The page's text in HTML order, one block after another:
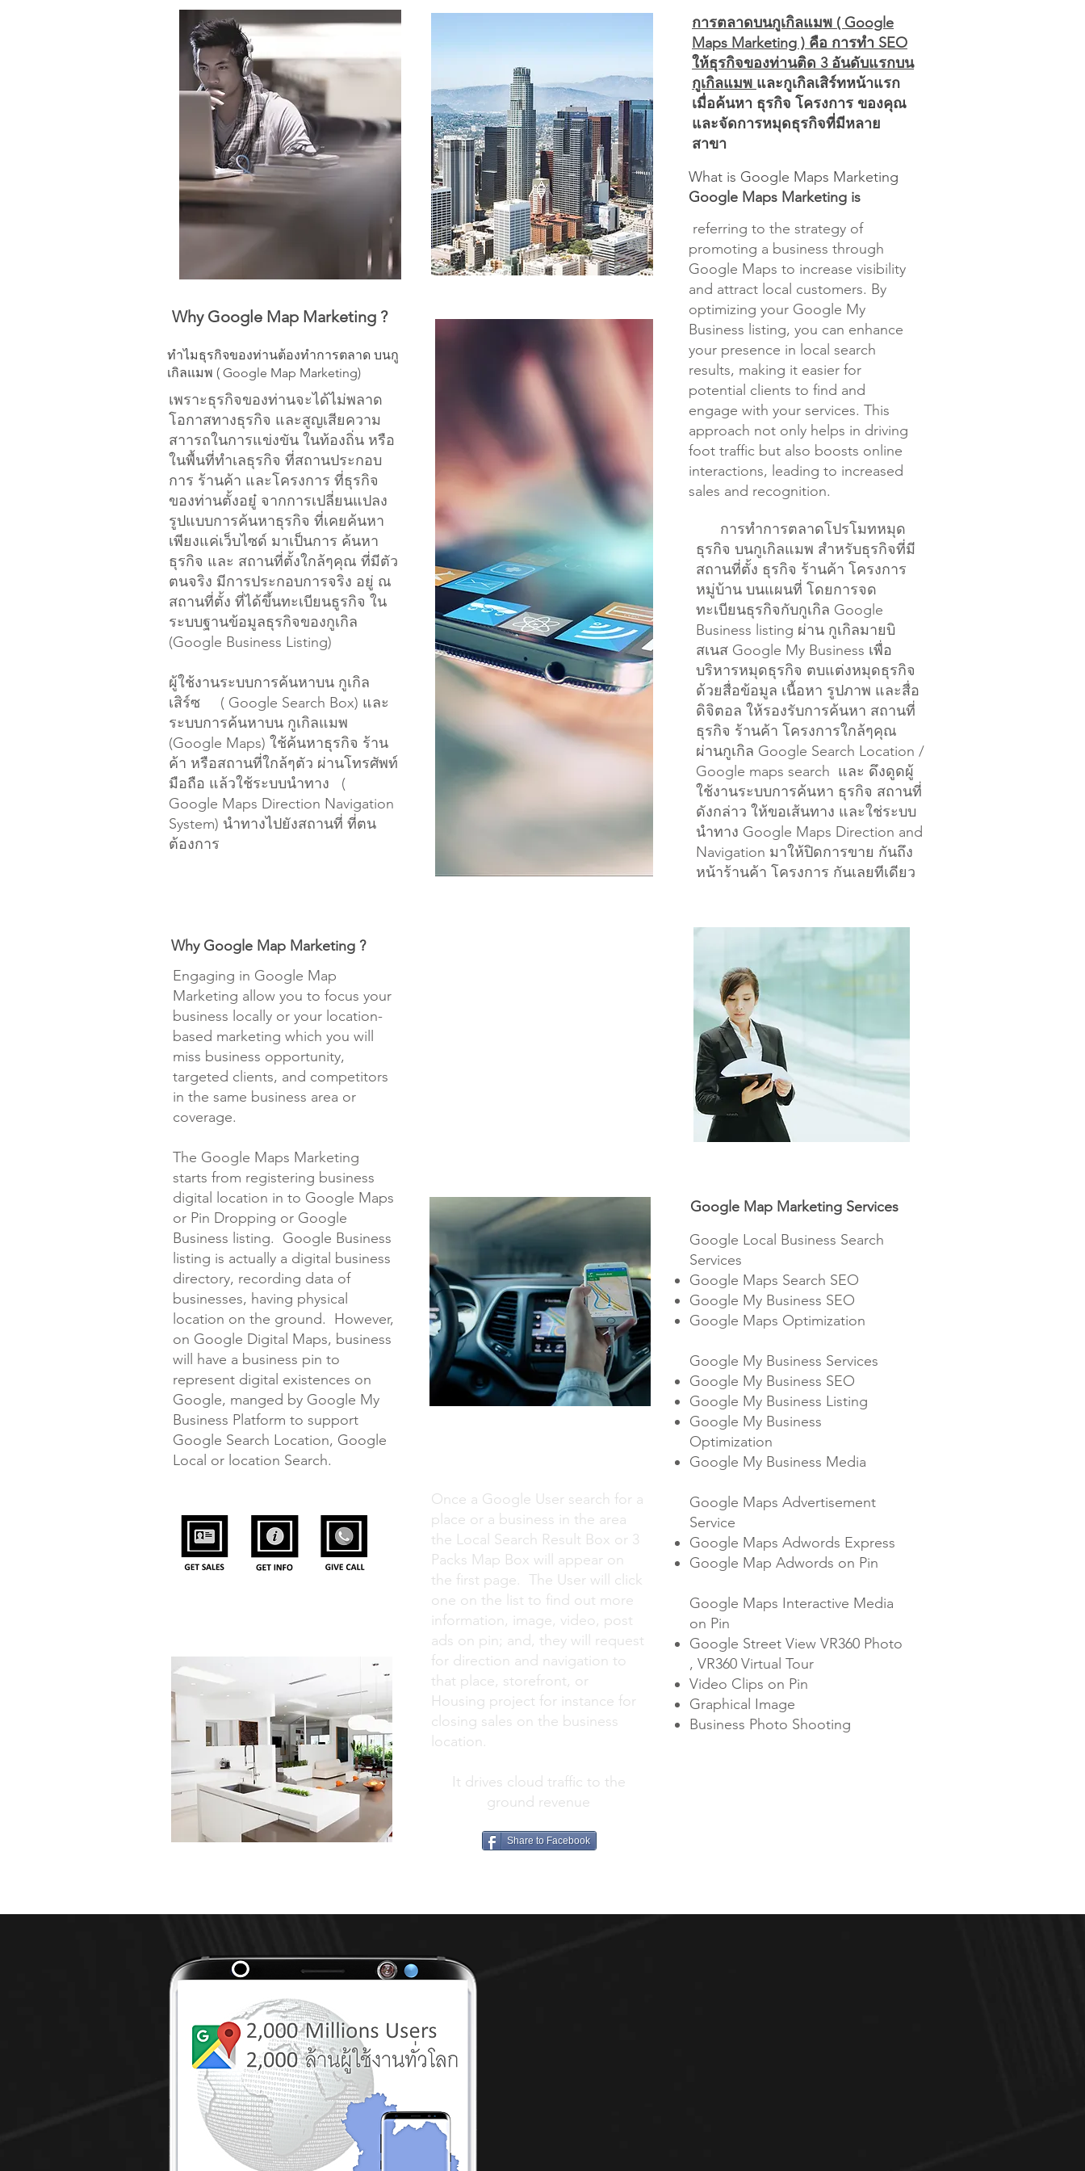
Why Google Map Marketing ?
ทำไมธุรกิจของท่านต้องทำการตลาด บนกู
เกิลแมพ ( Google Map Marketing)
เพราะธุรกิจของท่านจะได้ไม่พลาด
โอกาสทางธุรกิจ และสูญเสียความ
สาารถในการแข่งขัน ในท้องถิ่น หรือ
ในพื้นที่ทำเลธุรกิจ ที่สถานประกอบ
การ ร้านค้า และโครงการ ที่ธุรกิจ
ของท่านตั้งอยู๋ ​จากการเปลี่ยนแปลง
รูปแบบการค้นหาธุรกิจ ที่เคยค้นหา
เพียงแค่เว็บไซด์ มาเป็นการ ค้นหา
ธุรกิจ และ สถานที่ตั้งใกล้ๆคุณ ที่มีตัว
ตนจริง มีการประกอบการจริง อยู่ ณ
สถานที่ตั้ง ที่ได้ขึ้นทะเบียนธูรกิจ ใน
ระบบฐานข้อมูลธุรกิจของกูเกิล
(Google Business Listing)
ผู้ใช้งานระบบการค้นหาบน กูเกิล
เสิร์ซ ( Google Search Box) และ
ระบบการค้นหาบน กูเกิลแมพ
(Google Maps) ใช้ค้นหาธุรกิจ ร้าน
ค้า หรือสถานที่ใกล้ๆตัว ผ่านโทรศัพท์
มือถือ แล้วใช้ระบบนำทาง (
Google Maps Direction Navigation
System) นำทางไปยังสถานที่ ที่ตน
ต้องการ
การตลาดบนกูเกิลแมพ ( Google
Maps Marketing ) คือ การทำ SEO
ให้ธุรกิจของท่านติด 3 อันดับแรกบน
กูเกิลแมพ และกูเกิลเสิร์ทหน้าแรก
เมื่อค้นหา ธุรกิจ โครงการ ของคุณ
และจัดการหมุดธุรกิจที่มีหลาย
สาขา
What is Google Maps Marketing
Google Maps Marketing is
referring to the strategy of
promoting a business through
Google Maps to increase visibility
and attract local customers. By
optimizing your Google My
Business listing, you can enhance
your presence in local search
results, making it easier for
potential clients to find and
engage with your services. This
approach not only helps in driving
foot traffic but also boosts online
interactions, leading to increased
sales and recognition.
การทำการตลาดโปรโมทหมุด
ธุรกิจ บนกูเกิลแมพ สำหรับธุรกิจที่มี
สถานที่ตั้ง ธุรกิจ ร้านค้า โครงการ
หมู่บ้าน บนแผนที่ โดยการจด
ทะเบียนธุรกิจกับกูเกิล Google
Business listing ผ่าน กูเกิลมายบิ
สเนส Google My Business เพื่อ
บริหารหมุดธุรกิจ ตบแต่งหมุดธุรกิจ
ด้วยสื่อข้อมูล เนื้อหา รูปภาพ และสื่อ
ดิจิตอล ให้รองรับการค้นหา สถานที่
ธุรกิจ ร้านค้า โครงการใกล้ๆคุณ
ผ่านกูเกิล Google Search Location /
Google maps search และ ดึงดูดผู้
ใช้งานระบบการค้นหา ธุรกิจ สถานที่
ดังกล่าว ให้ขอเส้นทาง และใช่ระบบ
นำทาง Google Maps Direction and
Navigation มาให้ปิดการขาย กันถึง
หน้าร้านค้า โครงการ กันเลยทีเดียว
Why Google Map Marketing ?
Engaging in Google Map
Marketing allow you to focus your
business locally or your location-
based marketing which you will
miss business opportunity,
targeted clients, and competitors
in the same business area or
coverage.
The Google Maps Marketing
starts from registering business
digital location in to Google Maps
or Pin Dropping or Google
Business listing. Google Business
listing is actually a digital business
directory, recording data of
businesses, having physical
location on the ground. However,
on Google Digital Maps, business
will have a business pin to
represent digital existences on
Google, manged by Google My
Business Platform to support
Google Search Location, Google
Local or location Search.
Once a Google User search for a
place or a business in the area
the Local Search Result Box or 3
Packs Map Box will appear on
the first page. The User will click
one on the list to find out more
information, image, video, post
ads on pin; and, they will request
for direction and navigation to
that place, storefront, or
Housing project for instance for
closing sales on the business
location.
It drives cloud traffic to the
ground revenue
Share to Facebook
Google Map Marketing Services
Google Local Business Search
Services
Google Maps Search SEO
Google My Business SEO
Google Maps Optimization
Google My Business Services
Google My Business SEO
Google My Business Listing
Google My Business
Optimization
Google My Business Media
Google Maps Advertisement
Service
Google Maps Adwords Express
Google Map Adwords on Pin
Google Maps Interactive Media
on Pin​
Google Street View VR360 Photo
, VR360 Virtual Tour
Video Clips on Pin
Graphical Image
Business Photo Shooting